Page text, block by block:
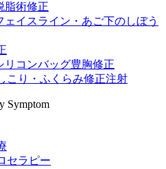
脂術修正
ェイスライン・あご下のしぼう
リコンバッグ豊胸修正
こり・ふくらみ修正注射
Symptom
セラピー